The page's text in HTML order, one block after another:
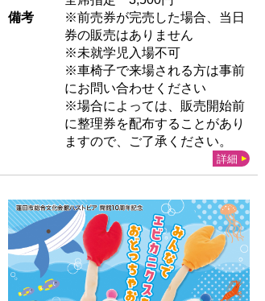
備考
※前売券が完売した場合、当日
券の販売はありません
※未就学児入場不可
※車椅子で来場される方は事前
にお問い合わせください
※場合によっては、販売開始前
に整理券を配布することがあり
ますので、ご了承ください。
詳細